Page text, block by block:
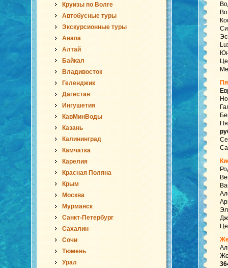
Круизы по Волге
Автобусные туры
Экскурсионные туры
Анапа
Алтай
Байкал
Владивосток
Геленджик
Дагестан
Ингушетия
КавМинВоды
Казань
Калининград
Камчатка
Карелия
Красная Поляна
Крым
Москва
Мурманск
Санкт-Петербург
Сахалин
Сочи
Тюмень
Урал